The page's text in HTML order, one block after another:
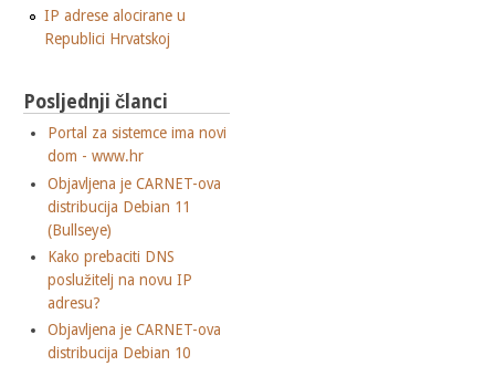
IP adrese alocirane u
Republici Hrvatskoj
Posljednji članci
Portal za sistemce ima novi
dom - www.hr
Objavljena je CARNET-ova
distribucija Debian 11
(Bullseye)
Kako prebaciti DNS
poslužitelj na novu IP
adresu?
Objavljena je CARNET-ova
distribucija Debian 10